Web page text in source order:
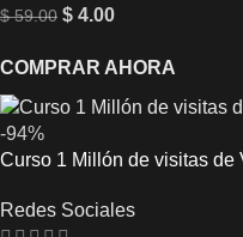
$59.00 $ 4.00
COMPRAR AHORA
-94%
Curso 1 Millón de visitas de
Redes Sociales